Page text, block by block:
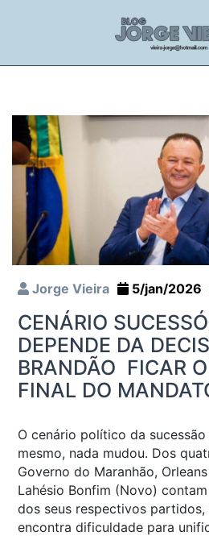
Jorge Vieira 5/jan/2026
CENÁRIO
DEPENDE DA
BRANDÃO FICAR
FINAL DO
O cenário político da
mesmo, nada mudou. Dos
Governo do Maranhão,
Lahésio Bonfim (Novo)
dos seus respectivos partidos,
encontra dificuldade para